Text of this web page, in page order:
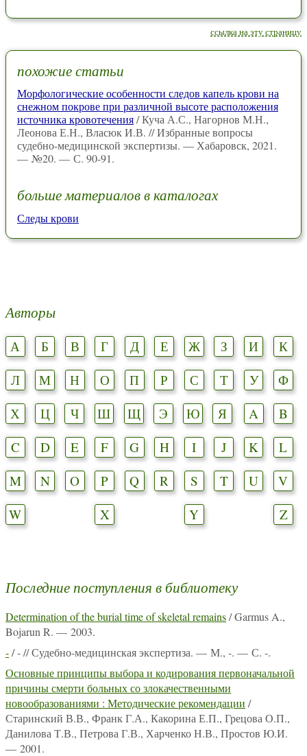
ссылка на эту страницу
похожие статьи
Морфологические особенности следов капель крови на
снежном покрове при различной высоте расположения
источника кровотечения/ Куча А.С., Нагорнов М.Н.,
Леонова Е.Н., Власюк И.В. // Избранные вопросы
судебно-медицинской экспертизы. — Хабаровск, 2021.
— №20. — С. 90-91.
больше материалов в каталогах
Следы крови
Авторы
А Б В Г Д Е Ж З И
К
Л
М Н О П Р С Т У
Ф
Х
Ц Ч Ш Щ Э Ю Я A
B
C
D E F G H I J K
L
M
N O P Q R S T U
V
W
X Y Z
Последние поступления в библиотеку
Determination of the burial time of skeletal remains/ Garmus A.,
Bojarun R. — 2003.
-/ - // Судебно-медицинская экспертиза. — М., -. — С. -.
Основные принципы выбора и кодирования первоначальной
причины смерти больных со злокачественными
новообразованиями : Методические рекомендации /
Старинский В.В., Франк Г.А., Какорина Е.П., Грецова О.П.,
Данилова Т.В., Петрова Г.В., Харченко Н.В., Простов Ю.И.
— 2001.